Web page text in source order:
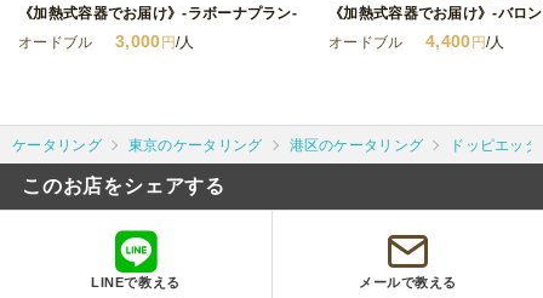
《加熱式容器でお届け》-ラボーナプラン-
オードブル
3,000円/人 オードブル 4,400円/人
ケータリング 東京のケータリング 港区のケータリング ドッピエッ
このお店をシェアする
LINEで教える メールで教える